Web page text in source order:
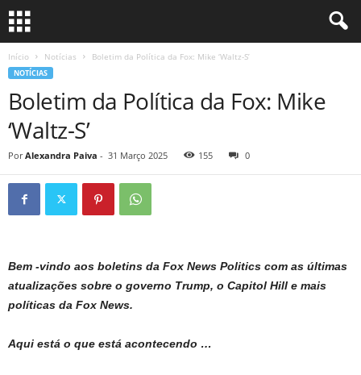
Início Notícias Boletim da Política da Fox: Mike ‘Waltz-S’
NOTÍCIAS
Boletim da Política da Fox: Mike
‘Waltz-S’
Por Alexandra Paiva - 31 Março 2025 155 0
Bem -vindo aos boletins da Fox News Politics com as últimas
atualizações sobre o governo Trump, o Capitol Hill e mais
políticas da Fox News.
Aqui está o que está acontecendo …